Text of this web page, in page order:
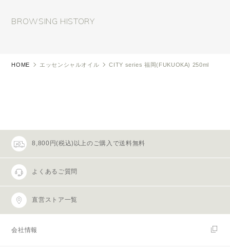
BROWSING HISTORY
HOME エッセンシャルオイル CITY series 福岡(FUKUOKA) 250ml
8,800円(税込)以上のご購入で送料無料
よくあるご質問
直営ストア一覧
会社情報